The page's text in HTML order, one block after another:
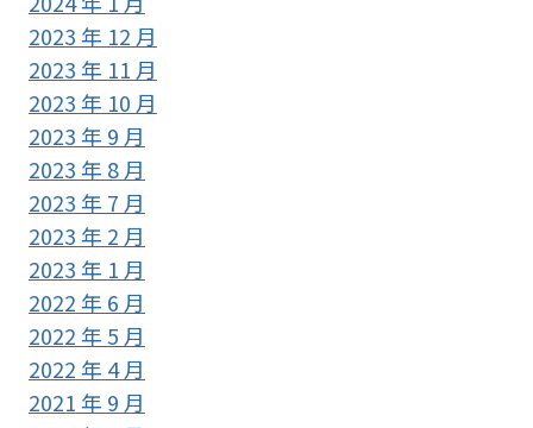
2023 年 12 月
2023 年 11 月
2023 年 10 月
2023 年 9 月
2023 年 8 月
2023 年 7 月
2023 年 2 月
2023 年 1 月
2022 年 6 月
2022 年 5 月
2022 年 4 月
2021 年 9 月